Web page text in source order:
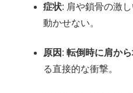
症状: 肩や鎖骨の激
動かせない。
原因 :転倒時に肩か
る直接的な衝撃。